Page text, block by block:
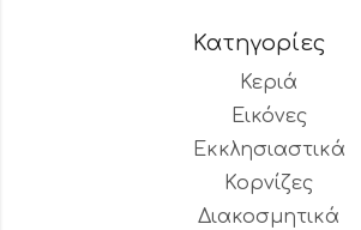
Κατηγορίες
Κεριά
Εικόνες
Εκκλησιαστικά
Κορνίζες
Διακοσμητικά